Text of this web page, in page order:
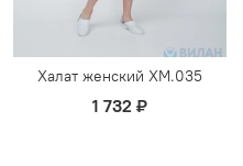
Халат женский ХМ.035
1 732 ₽